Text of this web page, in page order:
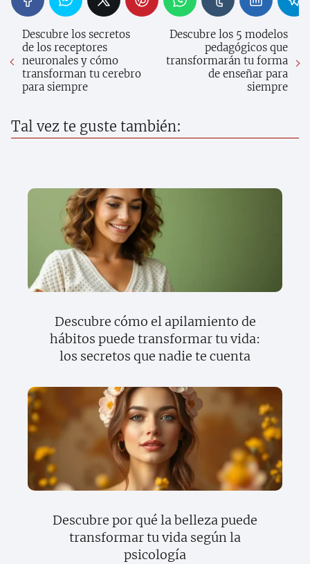
Descubre los secretos
de los receptores
neuronales y cómo
transforman tu cerebro
para siempre
Descubre los 5 modelos
pedagógicos que
transformarán tu forma
de enseñar para
siempre
Tal vez te guste también:
Descubre cómo el apilamiento de
hábitos puede transformar tu vida:
los secretos que nadie te cuenta
Descubre por qué la belleza puede
transformar tu vida según la
psicología